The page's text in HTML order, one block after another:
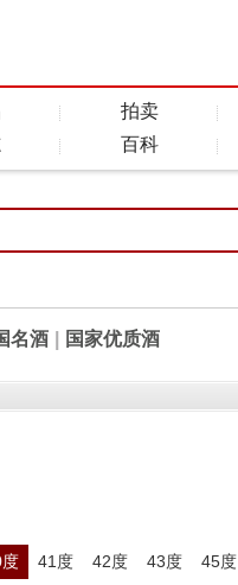
拍卖
百科
名酒 国家优质酒
41度 42度 43度 45度